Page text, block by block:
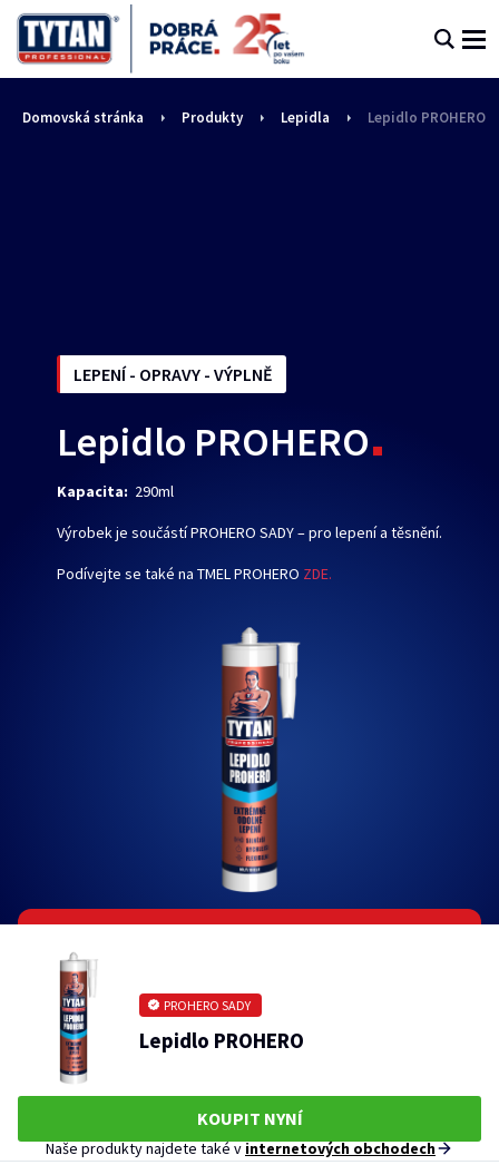
Domovská stránka Produkty Lepidla Lepidlo PROHERO
LEPENÍ - OPRAVY - VÝPLNĚ
Lepidlo PROHERO
Kapacita: 290ml
Výrobek je součástí PROHERO SADY – pro lepení a těsnění.
Podívejte se také na TMEL PROHERO ZDE.
PROHERO SADY
Lepidlo PROHERO
KOUPIT NYNÍ
Naše produkty najdete také vinternetových obchodech